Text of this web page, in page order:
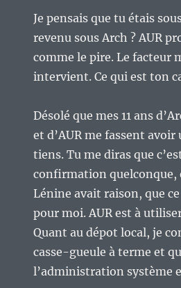
Je pensais que tu étais
revenu sous Arch ? AUR
comme le pire. Le facteur
intervient. Ce qui est ton
Désolé que mes 11 ans
et d’AUR me fassent
tiens. Tu me diras que
confirmation quelconque,
Lénine avait raison, que
pour moi. AUR est à
Quant au dépot local, je
casse-gueule à terme et
l’administration système